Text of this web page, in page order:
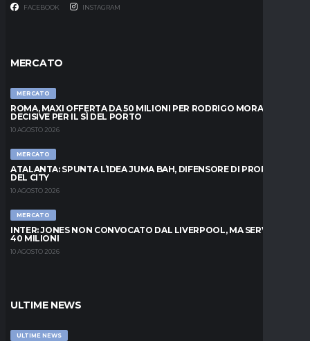
FACEBOOK INSTAGRAM
MERCATO
MERCATO
ROMA, MAXI OFFERTA DA 50 MILIONI PER RODRIGO MORA: ORE
DECISIVE PER IL SÌ DEL PORTO
10 AGOSTO 2026
MERCATO
ATALANTA: SPUNTA L’IDEA JUMA BAH, DIFENSORE DI PROPRIETÀ
DEL CITY
10 AGOSTO 2026
MERCATO
INTER: JONES NON CONVOCATO DAL LIVERPOOL, MA SERVONO
40 MILIONI
10 AGOSTO 2026
ULTIME NEWS
ULTIME NEWS